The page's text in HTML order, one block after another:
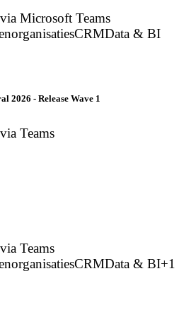
Microsoft Teams
CRMData & BI
2026 - Release Wave 1
Teams
Teams
CRMData & BI+1